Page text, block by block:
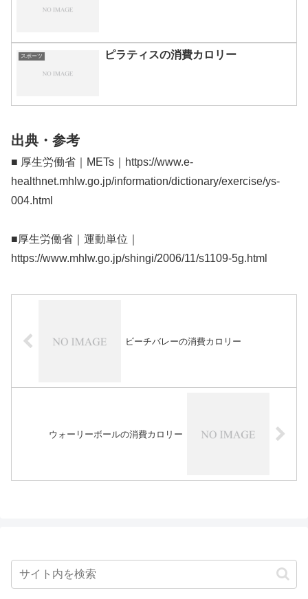
スポーツ ピラティスの消費カロリー
出典・参考
■ 厚生労働省｜METs｜https://www.e-
healthnet.mhlw.go.jp/information/dictionary/exercise/ys-
004.html
■厚生労働省｜運動単位｜
https://www.mhlw.go.jp/shingi/2006/11/s1109-5g.html
ビーチバレーの消費カロリー
ウォーリーボールの消費カロリー